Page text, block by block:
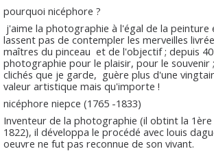
pourquoi nicéphore ?
j'aime la photographie à l'égal de la peinture
lassent pas de contempler les merveilles
maîtres du pinceau et de l'objectif ; depuis
photographie pour le plaisir, pour le souvenir
clichés que je garde, guère plus d'une
valeur artistique mais qu'importe !
nicéphore niepce (1765 -1833)
Inventeur de la photographie (il obtint la
1822), il développa le procédé avec louis
oeuvre ne fut pas reconnue de son vivant.